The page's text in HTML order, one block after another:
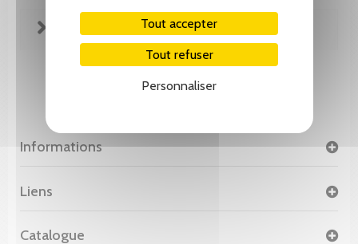
Tout accepter
Tout refuser
Personnaliser
FICHE TECHNIQUE
Informations
Liens
Catalogue